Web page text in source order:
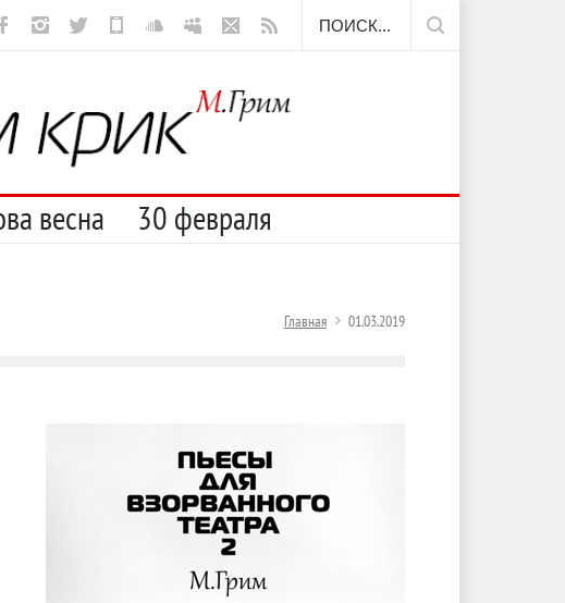
А ещё борода
весна 30 февраля
Главная 01.03.2019